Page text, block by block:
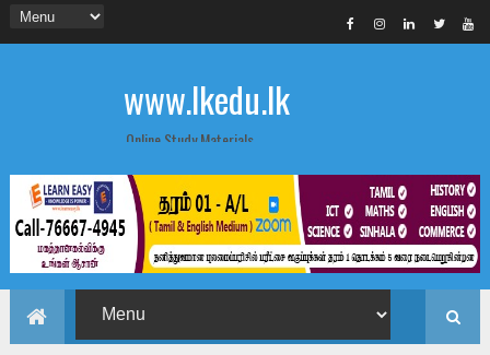
www.lkedu.lk
Online Study Materials